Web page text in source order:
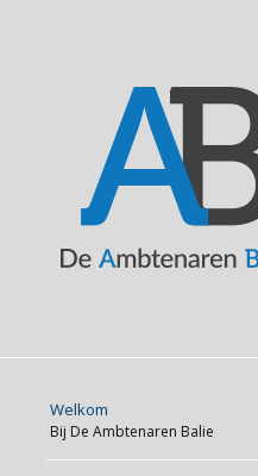
Welkom
Bij De Ambtenaren Balie